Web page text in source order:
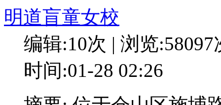
明道盲童女校
编辑:10次 | 浏览:58097
时间:01-28 02:26